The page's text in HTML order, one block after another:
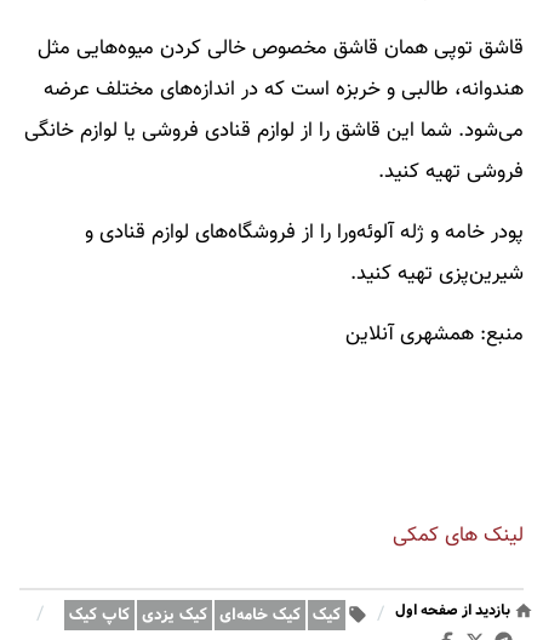
قاشق توپی همان قاشق مخصوص خالی کردن میوه‌هایی مثل
هندوانه، طالبی و خربزه است که در اندازه‌های مختلف عرضه
می‌شود. شما این قاشق را از لوازم قنادی فروشی یا لوازم خانگی
فروشی تهیه کنید.
پودر خامه و ژله آلوئه‌ورا را از فروشگاه‌های لوازم قنادی و
شیرین‌پزی تهیه کنید.
منبع: همشهری آنلاین
لینک های کمکی
بازدید از صفحه اول / کیک کیک خامه‌ای کیک یزدی کاپ کیک /